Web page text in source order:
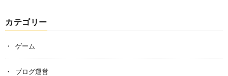
カテゴリー
ゲーム
ブログ運営